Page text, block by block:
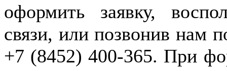
оформить заявку,
связи, или позвонив нам
+7 (8452) 400-365. При